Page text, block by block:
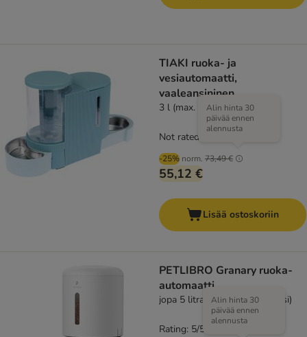
TIAKI ruoka- ja
vesiautomaatti,
vaaleansininen
3 l (max. 1,3 kg kuivaruokaa)
-25% norm. 73,49 €
Alin hinta 30
päivää ennen
alennusta
55,12 €
Not rated
Lisää ostoskoriin
PETLIBRO Granary ruoka-
automaatti
jopa 5 litraa kuivaruokaa (kaksi)
Alin hinta 30
päivää ennen
alennusta
Rating: 5/5